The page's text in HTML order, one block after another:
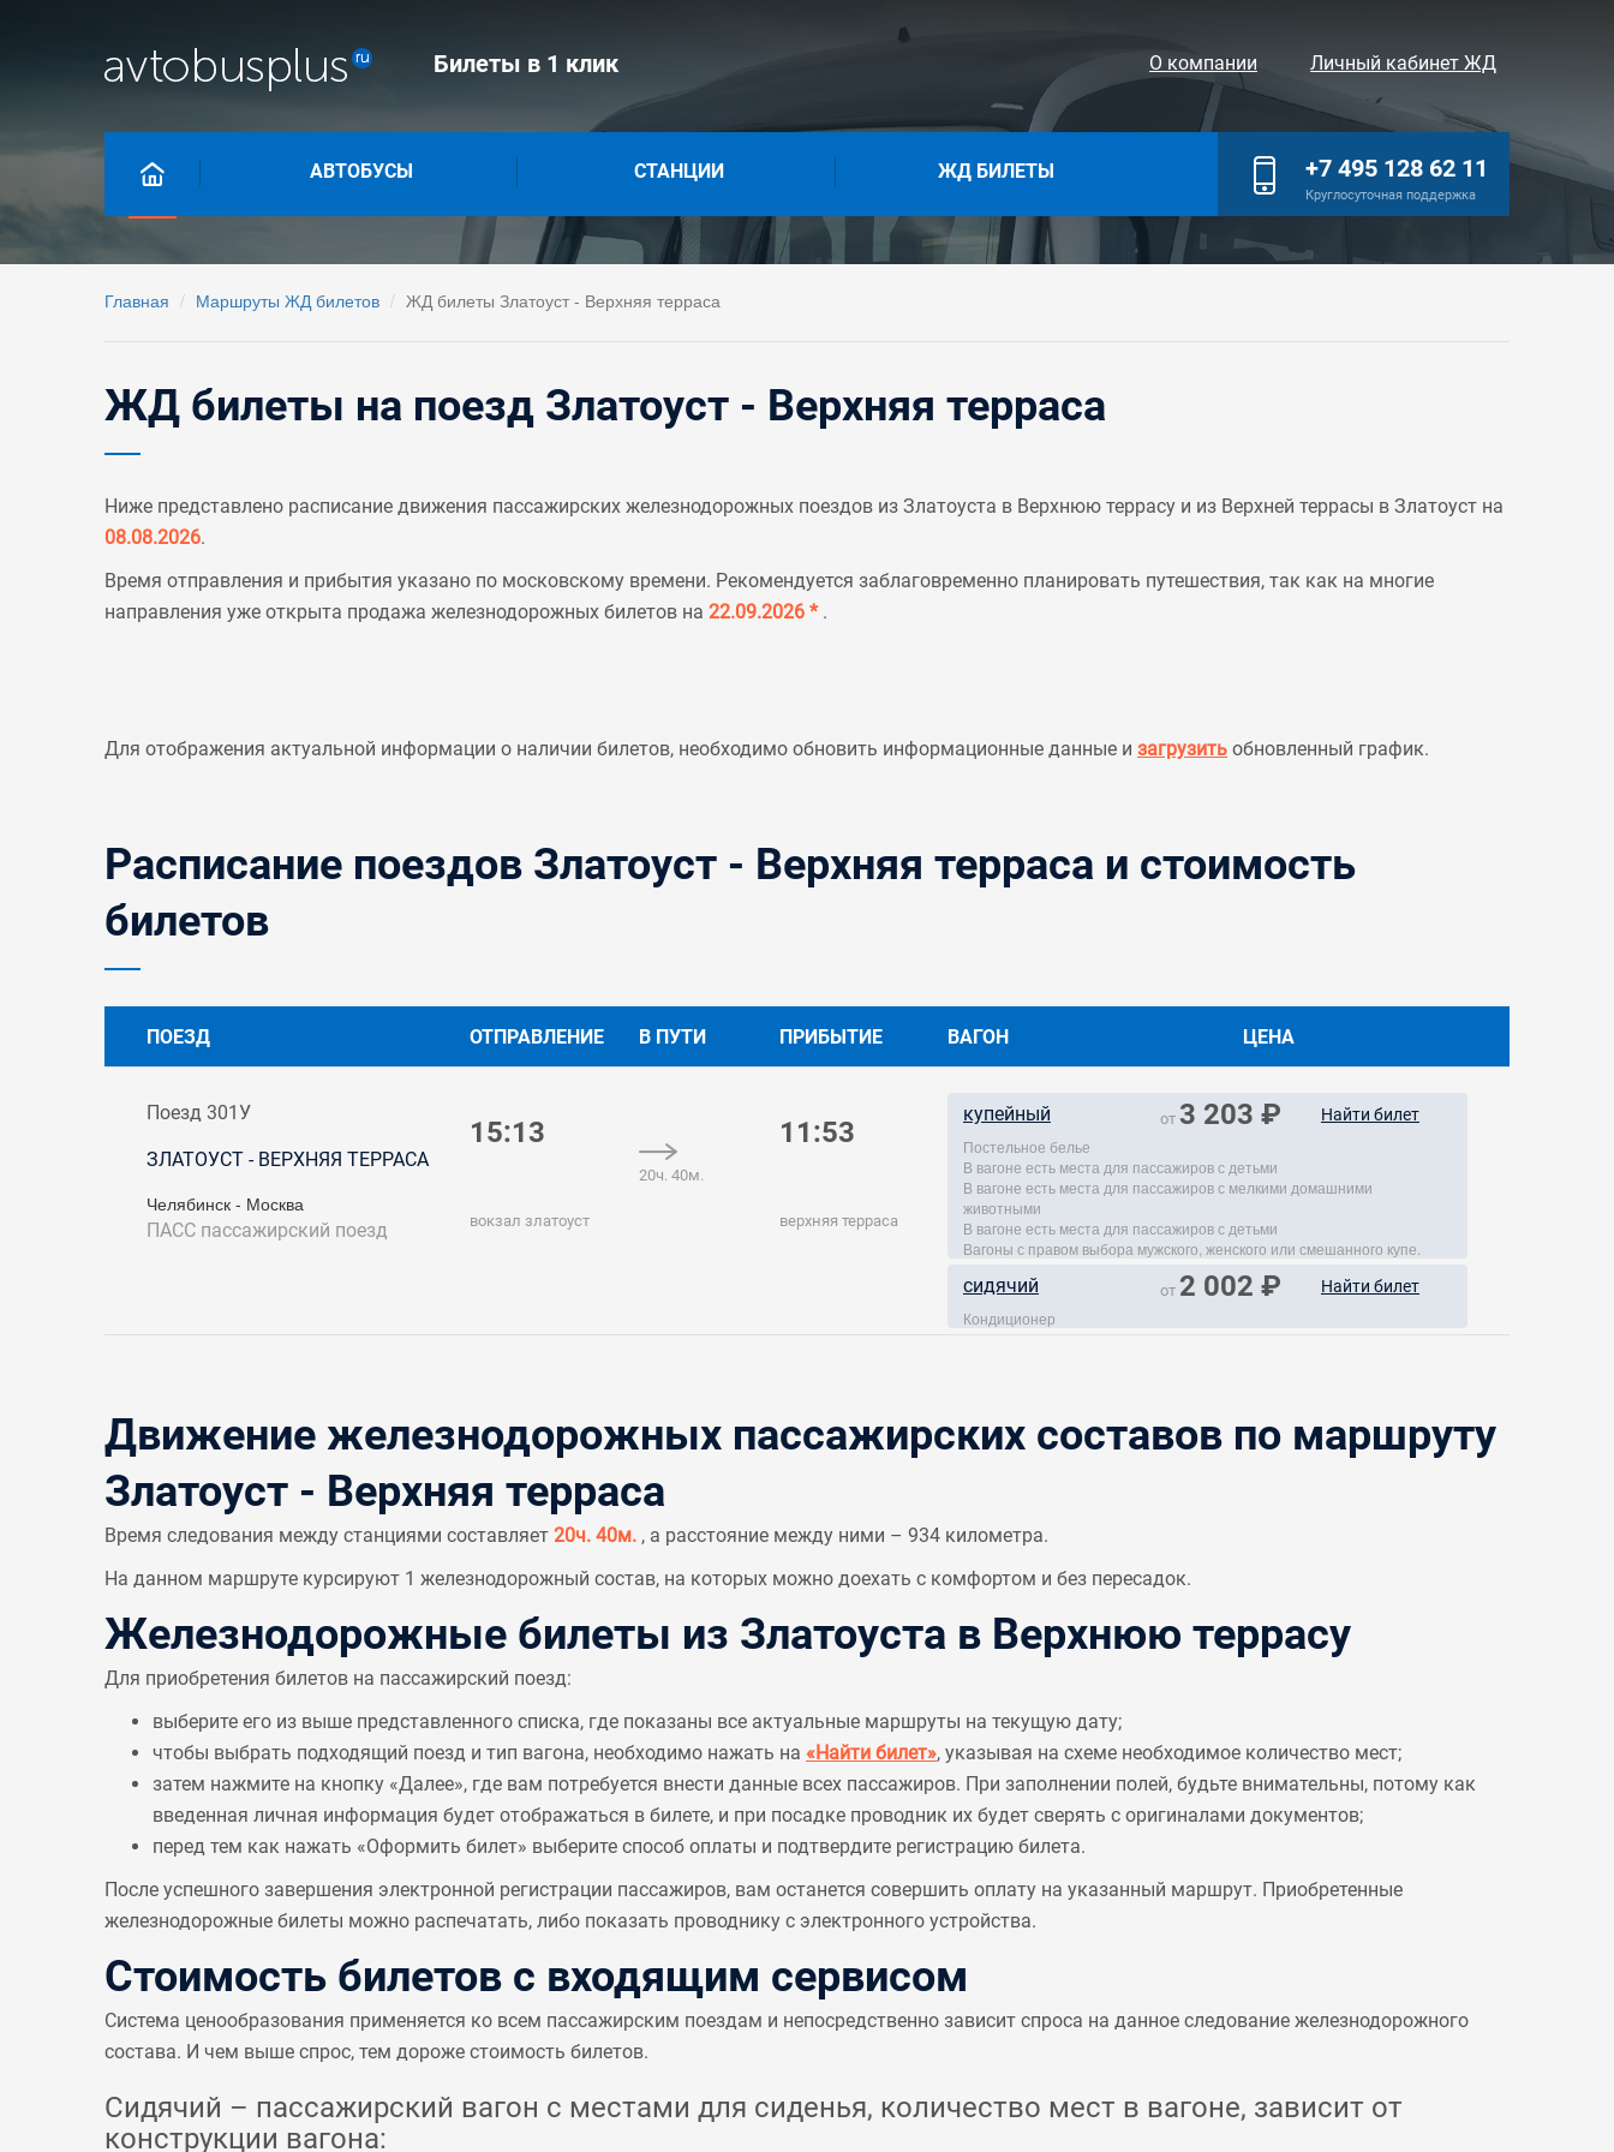
Билеты в 1 клик О компании Личный кабинет ЖД
АВТОБУСЫ СТАНЦИИ ЖД БИЛЕТЫ +7 495 128 62 11
Круглосуточная поддержка
Главная Маршруты ЖД билетов ЖД билеты Златоуст - Верхняя терраса
ЖД билеты на поезд Златоуст - Верхняя терраса
Ниже представлено расписание движения пассажирских железнодорожных поездов из Златоуста в Верхнюю террасу и из Верхней террасы в Златоуст на
08.08.2026.
Время отправления и прибытия указано по московскому времени. Рекомендуется заблаговременно планировать путешествия, так как на многие
направления уже открыта продажа железнодорожных билетов на 22.09.2026 * .
Для отображения актуальной информации о наличии билетов, необходимо обновить информационные данные и загрузить обновленный график.
Расписание поездов Златоуст - Верхняя терраса и стоимость
билетов
ПОЕЗД ОТПРАВЛЕНИЕ В ПУТИ ПРИБЫТИЕ ВАГОН ЦЕНА
Поезд 301У
ЗЛАТОУСТ - ВЕРХНЯЯ ТЕРРАСА
Челябинск - Москва
ПАСС пассажирский поезд
15:13
вокзал златоуст
20ч. 40м.
11:53
верхняя терраса
купейный от3 203 ₽ Найти билет
Постельное белье
В вагоне есть места для пассажиров с детьми
В вагоне есть места для пассажиров с мелкими домашними
животными
В вагоне есть места для пассажиров с детьми
Вагоны с правом выбора мужского, женского или смешанного купе.
сидячий от 2 002 ₽ Найти билет
Кондиционер
Движение железнодорожных пассажирских составов по маршруту
Златоуст - Верхняя терраса
Время следования между станциями составляет 20ч. 40м. , а расстояние между ними – 934 километра.
На данном маршруте курсируют 1 железнодорожный состав, на которых можно доехать с комфортом и без пересадок.
Железнодорожные билеты из Златоуста в Верхнюю террасу
Для приобретения билетов на пассажирский поезд:
выберите его из выше представленного списка, где показаны все актуальные маршруты на текущую дату;
чтобы выбрать подходящий поезд и тип вагона, необходимо нажать на «Найти билет», указывая на схеме необходимое количество мест;
затем нажмите на кнопку «Далее», где вам потребуется внести данные всех пассажиров. При заполнении полей, будьте внимательны, потому как
введенная личная информация будет отображаться в билете, и при посадке проводник их будет сверять с оригиналами документов;
перед тем как нажать «Оформить билет» выберите способ оплаты и подтвердите регистрацию билета.
После успешного завершения электронной регистрации пассажиров, вам останется совершить оплату на указанный маршрут. Приобретенные
железнодорожные билеты можно распечатать, либо показать проводнику с электронного устройства.
Стоимость билетов с входящим сервисом
Система ценообразования применяется ко всем пассажирским поездам и непосредственно зависит спроса на данное следование железнодорожного
состава. И чем выше спрос, тем дороже стоимость билетов.
Сидячий – пассажирский вагон с местами для сиденья, количество мест в вагоне, зависит от
конструкции вагона: